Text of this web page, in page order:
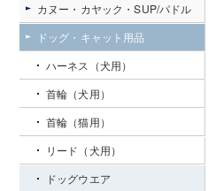
カヌー・カヤック・SUP/パドル
ドッグ・キャット用品
ハーネス（犬用）
首輪（犬用）
首輪（猫用）
リード（犬用）
ドッグウエア